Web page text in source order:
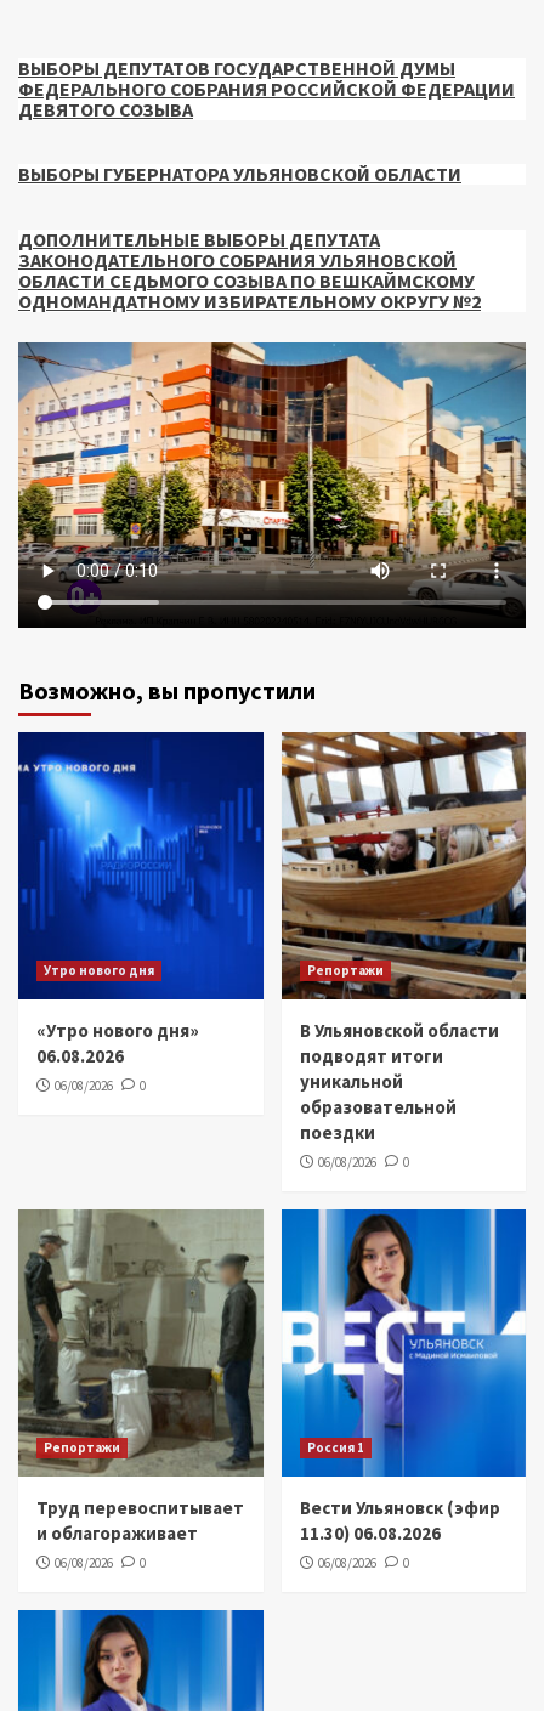
ВЫБОРЫ ДЕПУТАТОВ ГОСУДАРСТВЕННОЙ ДУМЫ
ФЕДЕРАЛЬНОГО СОБРАНИЯ РОССИЙСКОЙ ФЕДЕРАЦИИ
ДЕВЯТОГО СОЗЫВА
ВЫБОРЫ ГУБЕРНАТОРА УЛЬЯНОВСКОЙ ОБЛАСТИ
ДОПОЛНИТЕЛЬНЫЕ ВЫБОРЫ ДЕПУТАТА
ЗАКОНОДАТЕЛЬНОГО СОБРАНИЯ УЛЬЯНОВСКОЙ
ОБЛАСТИ СЕДЬМОГО СОЗЫВА ПО ВЕШКАЙМСКОМУ
ОДНОМАНДАТНОМУ ИЗБИРАТЕЛЬНОМУ ОКРУГУ №2
Возможно, вы пропустили
Утро нового дня
«Утро нового дня»
06.08.2026
06/08/2026 0
Репортажи
В Ульяновской области
подводят итоги
уникальной
образовательной
поездки
06/08/2026 0
Репортажи
Труд перевоспитывает
и облагораживает
06/08/2026 0
Россия 1
Вести Ульяновск (эфир
11.30) 06.08.2026
06/08/2026 0